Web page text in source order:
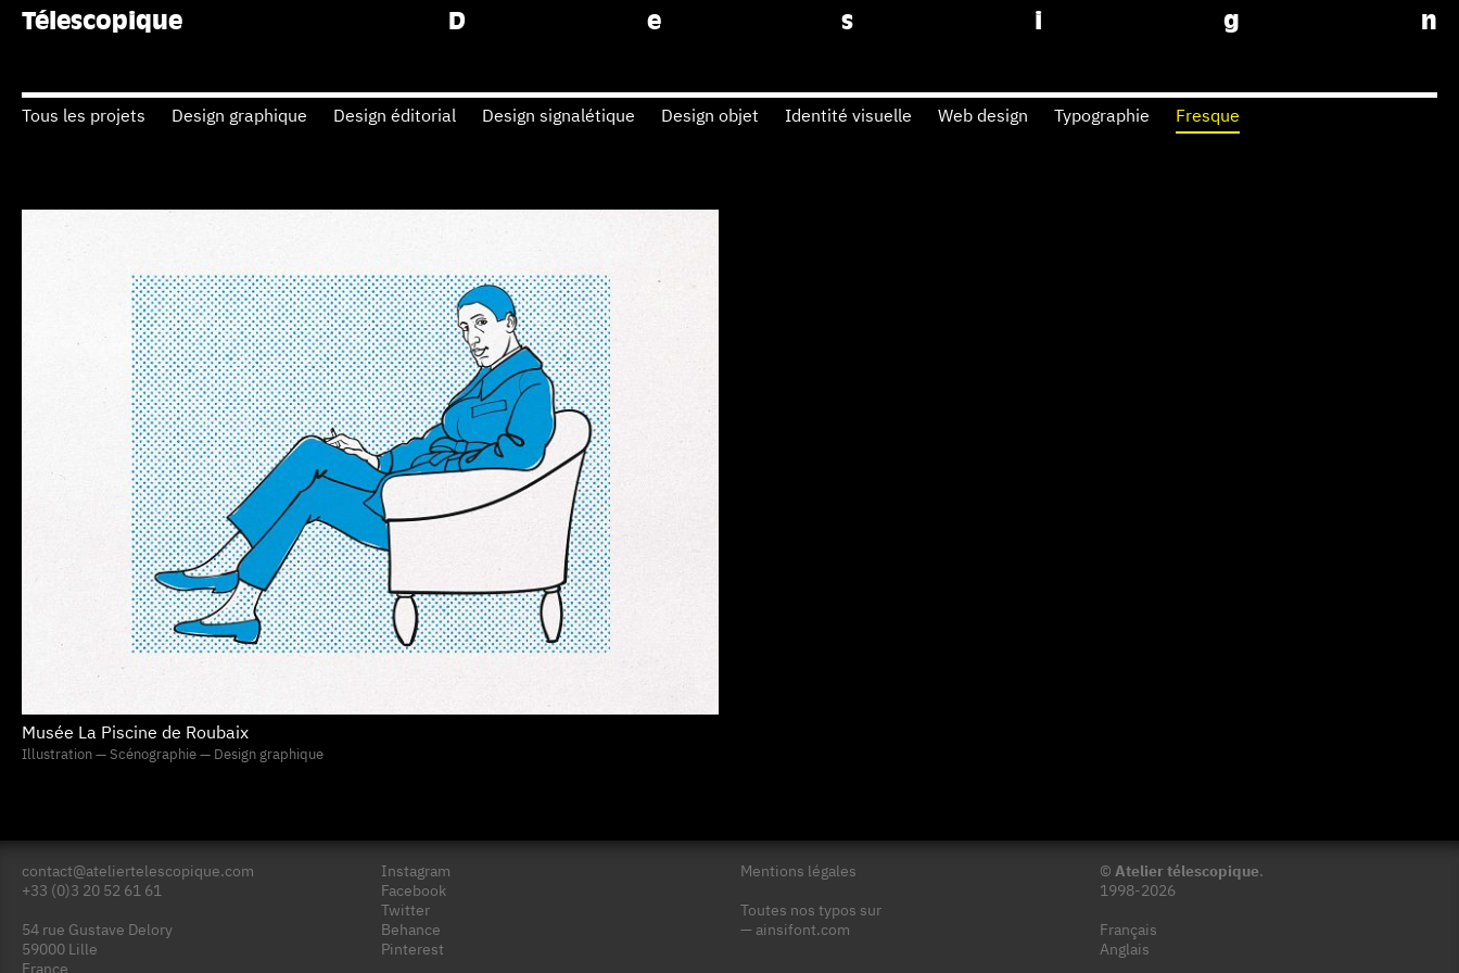
Télescopique n
Tous les projets Design graphique Design éditorial Design signalétique Design objet Identité visuelle Web design Typographie Fresque
Musée La Piscine de Roubaix
Illustration — Scénographie — Design graphique
contact@ateliertelescopique.com
+33 (0)3 20 52 61 61
54 rue Gustave Delory
59000 Lille
France
Instagram
Facebook
Twitter
Behance
Pinterest
Mentions légales
Toutes nos typos sur
— ainsifont.com
© Atelier télescopique.
1998-2026
Français
Anglais